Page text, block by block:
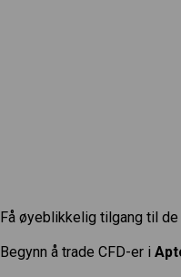
Få øyeblikkelig tilgang til
Begynn å trade CFD-er i